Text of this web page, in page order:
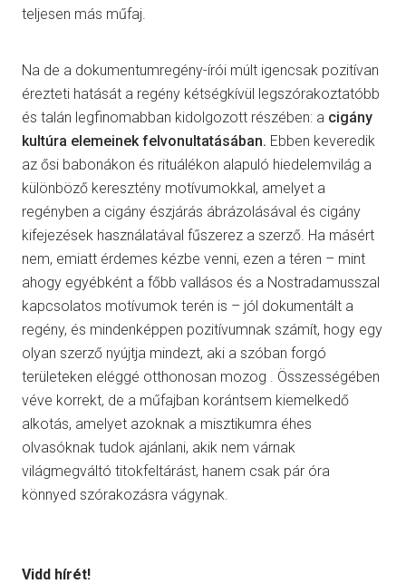
teljesen más műfaj.
Na de a dokumentumregény-írói múlt igencsak pozitívan
érezteti hatását a regény kétségkívül legszórakoztatóbb
és talán legfinomabban kidolgozott részében: a cigány
kultúra elemeinek felvonultatásában. Ebben keveredik
az ősi babonákon és rituálékon alapuló hiedelemvilág a
különböző keresztény motívumokkal, amelyet a
regényben a cigány észjárás ábrázolásával és cigány
kifejezések használatával fűszerez a szerző. Ha másért
nem, emiatt érdemes kézbe venni, ezen a téren – mint
ahogy egyébként a főbb vallásos és a Nostradamusszal
kapcsolatos motívumok terén is – jól dokumentált a
regény, és mindenképpen pozitívumnak számít, hogy egy
olyan szerző nyújtja mindezt, aki a szóban forgó
területeken eléggé otthonosan mozog . Összességében
véve korrekt, de a műfajban korántsem kiemelkedő
alkotás, amelyet azoknak a misztikumra éhes
olvasóknak tudok ajánlani, akik nem várnak
világmegváltó titokfeltárást, hanem csak pár óra
könnyed szórakozásra vágynak.
Vidd hírét!